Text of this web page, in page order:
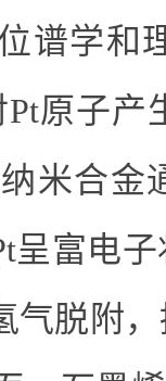
谱学和
Pt原子产
纳米合金
呈富电
气脱附